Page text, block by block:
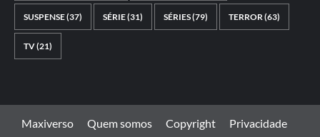
SUSPENSE(37) SÉRIE(31) SÉRIES(79) TERROR(63)
TV(21)
Maxiverso Quem somos Copyright
Privacidade